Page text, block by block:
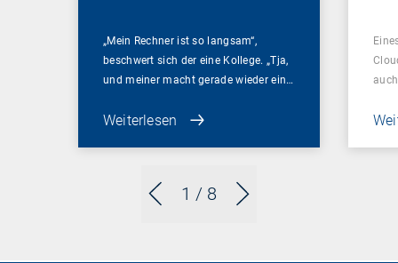
1 / 8
„Mein Rechner ist so langsam“,
beschwert sich der eine Kollege. „Tja,
und meiner macht gerade wieder ein…
Weiterlesen